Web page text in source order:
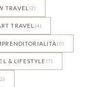
TRAVEL (2)
TRAVEL (4)
(0)
& LIFESTYLE (7)